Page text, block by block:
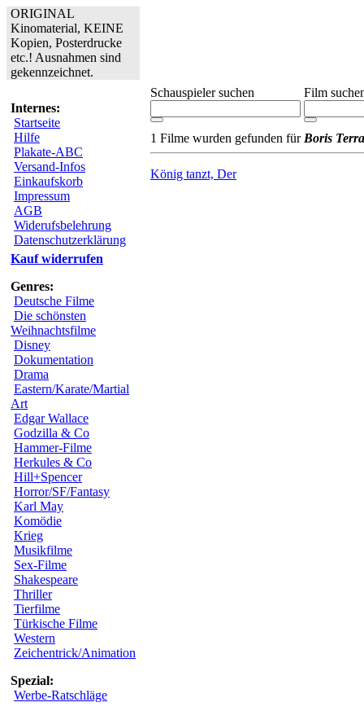
ORIGINAL
Kinomaterial, KEINE
Kopien, Posterdrucke
etc.! Ausnahmen sind
gekennzeichnet.
Internes:
Startseite
Hilfe
Plakate-ABC
Versand-Infos
Einkaufskorb
Impressum
AGB
Widerufsbelehrung
Datenschutzerklärung
Kauf widerrufen
Genres:
Deutsche Filme
Die schönsten
Weihnachtsfilme
Disney
Dokumentation
Drama
Eastern/Karate/Martial
Art
Edgar Wallace
Godzilla & Co
Hammer-Filme
Herkules & Co
Hill+Spencer
Horror/SF/Fantasy
Karl May
Komödie
Krieg
Musikfilme
Sex-Filme
Shakespeare
Thriller
Tierfilme
Türkische Filme
Western
Zeichentrick/Animation
Spezial:
Werbe-Ratschläge
Schauspieler suchen Film
1 Filme wurden gefunden für Boris
König tanzt, Der